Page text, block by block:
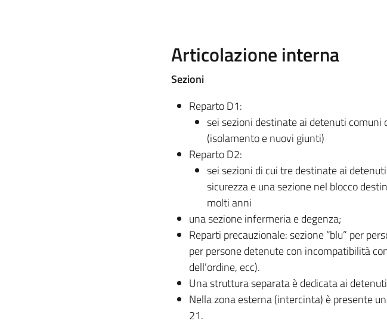
Articolazione interna
Sezioni
Reparto D1:
sei sezioni destinate ai detenuti comuni
(isolamento e nuovi giunti)
Reparto D2:
sei sezioni di cui tre destinate ai
sicurezza e una sezione nel blocco
molti anni
una sezione infermeria e degenza;
Reparti precauzionale: sezione “blu” per
per persone detenute con incompatibilità
dell’ordine, ecc).
Una struttura separata è dedicata ai
Nella zona esterna (intercinta) è presente
21.